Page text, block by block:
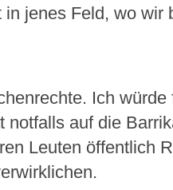
in jenes Feld, wo wir
Ich würde
notfalls auf die
Leuten öffentlich